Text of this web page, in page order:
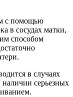
с помощью
в сосудах матки,
способом
в случаях
серьезных